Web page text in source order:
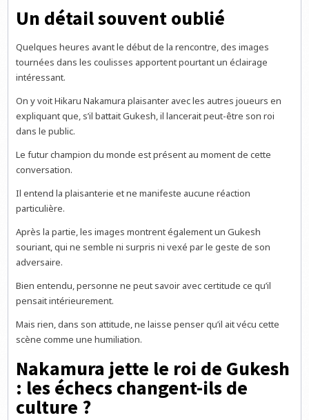
Un détail souvent oublié
Quelques heures avant le début de la rencontre, des images
tournées dans les coulisses apportent pourtant un éclairage
intéressant.
On y voit Hikaru Nakamura plaisanter avec les autres joueurs en
expliquant que, s’il battait Gukesh, il lancerait peut-être son roi
dans le public.
Le futur champion du monde est présent au moment de cette
conversation.
Il entend la plaisanterie et ne manifeste aucune réaction
particulière.
Après la partie, les images montrent également un Gukesh
souriant, qui ne semble ni surpris ni vexé par le geste de son
adversaire.
Bien entendu, personne ne peut savoir avec certitude ce qu’il
pensait intérieurement.
Mais rien, dans son attitude, ne laisse penser qu’il ait vécu cette
scène comme une humiliation.
Nakamura jette le roi de Gukesh
: les échecs changent-ils de
culture ?